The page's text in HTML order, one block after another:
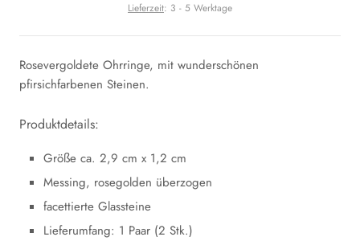
Lieferzeit: 3 - 5 Werktage
Rosevergoldete Ohrringe, mit wunderschönen
pfirsichfarbenen Steinen.
Produktdetails:
Größe ca. 2,9 cm x 1,2 cm
Messing, rosegolden überzogen
facettierte Glassteine
Lieferumfang: 1 Paar (2 Stk.)